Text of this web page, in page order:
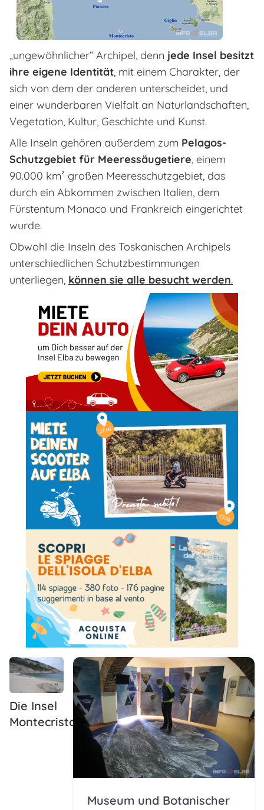
„ungewöhnlicher“ Archipel, denn jede Insel besitzt
ihre eigene Identität, mit einem Charakter, der
sich von dem der anderen unterscheidet, und
einer wunderbaren Vielfalt an Naturlandschaften,
Vegetation, Kultur, Geschichte und Kunst.
Alle Inseln gehören außerdem zum Pelagos-
Schutzgebiet für Meeressäugetiere, einem
90.000 km² großen Meeresschutzgebiet, das
durch ein Abkommen zwischen Italien, dem
Fürstentum Monaco und Frankreich eingerichtet
wurde.
Obwohl die Inseln des Toskanischen Archipels
unterschiedlichen Schutzbestimmungen
unterliegen, können sie alle besucht werden.
Die Insel
Montecristo
Museum und Botanischer